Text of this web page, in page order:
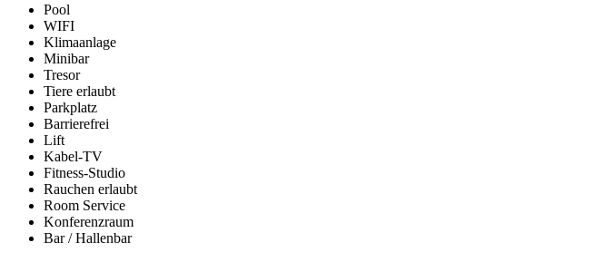
Pool
WIFI
Klimaanlage
Minibar
Tresor
Tiere erlaubt
Parkplatz
Barrierefrei
Lift
Kabel-TV
Fitness-Studio
Rauchen erlaubt
Room Service
Konferenzraum
Bar / Hallenbar